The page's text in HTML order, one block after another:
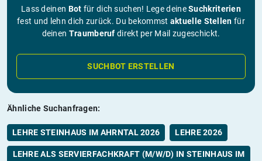
Lass deinen Bot für dich suchen! Lege deineSuchkriterien
fest und lehn dich zurück. Du bekommst aktuelle Stellen für
deinen Traumberuf direkt per Mail zugeschickt.
SUCHBOT ERSTELLEN
Ähnliche Suchanfragen:
LEHRE STEINHAUS IM AHRNTAL 2026 LEHRE 2026
LEHRE ALS SERVIERFACHKRAFT (M/W/D) IN STEINHAUS IM